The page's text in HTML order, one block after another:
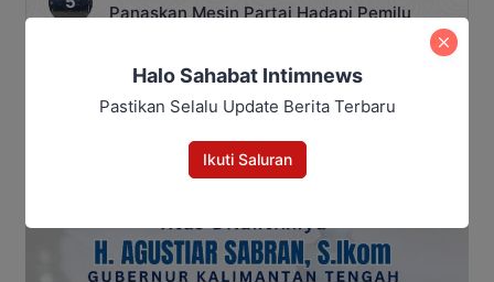
Panaskan Mesin Partai Hadapi Pemilu
Halo Sahabat Intimnews
Pastikan Selalu Update Berita Terbaru
Ikuti Saluran